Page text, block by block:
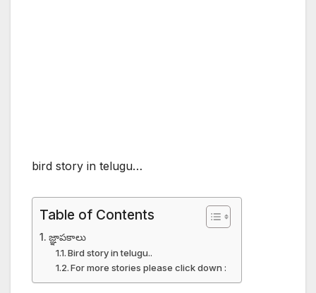
bird story in telugu…
Table of Contents
జ్ఞాపకాలు
Bird story in telugu..
For more stories please click down :